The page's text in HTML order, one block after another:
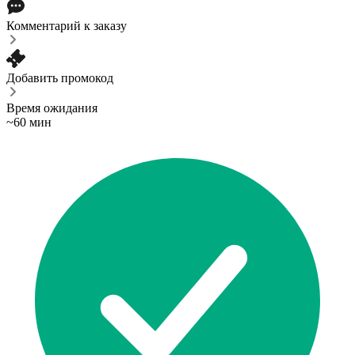
Комментарий к заказу
Добавить промокод
Время ожидания
~60 мин